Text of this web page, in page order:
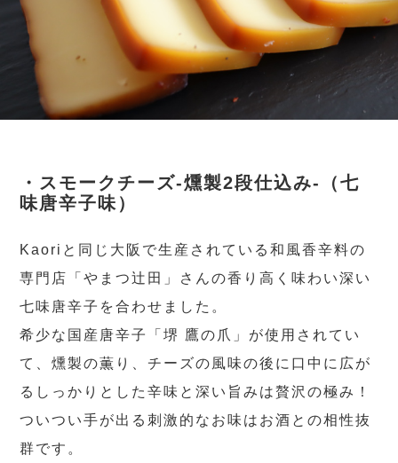
・スモークチーズ-燻製2段仕込み-（七
味唐辛子味）
Kaoriと同じ大阪で生産されている和風香辛料の
専門店「やまつ辻田」さんの香り高く味わい深い
七味唐辛子を合わせました。
希少な国産唐辛子「堺 鷹の爪」が使用されてい
て、燻製の薫り、チーズの風味の後に口中に広が
るしっかりとした辛味と深い旨みは贅沢の極み！
ついつい手が出る刺激的なお味はお酒との相性抜
群です。